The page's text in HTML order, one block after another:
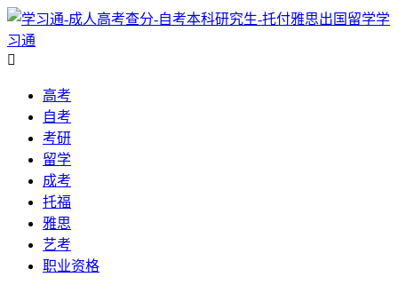
学
习通

高考
自考
考研
留学
成考
托福
雅思
艺考
职业资格